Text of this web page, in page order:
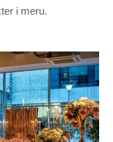
i meru.